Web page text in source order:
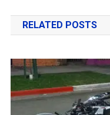
de
entradas
RELATED POSTS